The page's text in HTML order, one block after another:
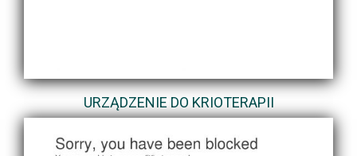
URZĄDZENIE DO KRIOTERAPII